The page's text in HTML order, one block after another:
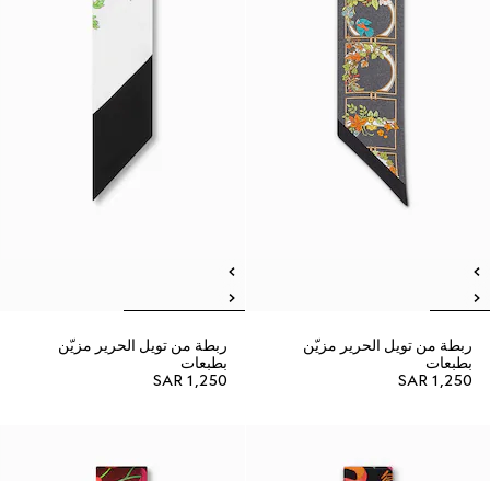
ربطة من تويل الحرير مزيّن
بطبعات
SAR 1,250
ربطة من تويل الحرير مزيّن
بطبعات
SAR 1,250